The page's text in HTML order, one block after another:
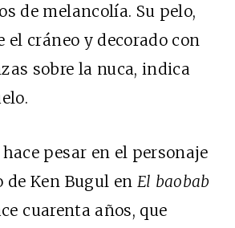
de melancolía. Su pelo,
el cráneo y decorado con
sobre la nuca, indica
pesar en el personaje
Ken Bugul en El baobab
cuarenta años, que